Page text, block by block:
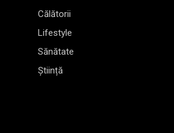
Călătorii
Lifestyle
Sănătate
Știință